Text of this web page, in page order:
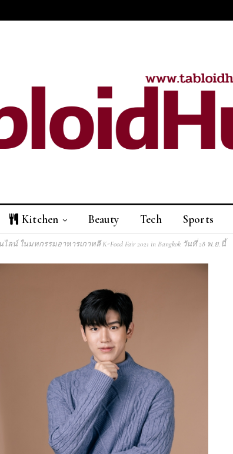
Kitchen Beauty Tech Sports
ในมหกรรมอาหารเกาหลี K-Food Fair 2021 in Bangkok วันที่ 28 พ.ย.นี้
เปิดแล้ว “โรงแรมทริปเปิ้ลวาย”
แบรนด์โลคอล…
“สหพัฒน์แอดมิชชั่น” ครั้งที่ 22
จัดทัพติวเตอร์ระดับประเทศ
ม.รังสิตร่วมมือกับสมาคมกีฬาขี่
ม้าแห่งประเทศไทย …